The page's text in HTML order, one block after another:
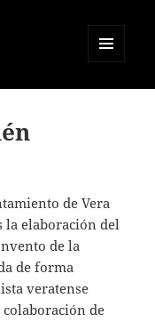
de Vera
la elaboración del
de la
de forma
veratense
de